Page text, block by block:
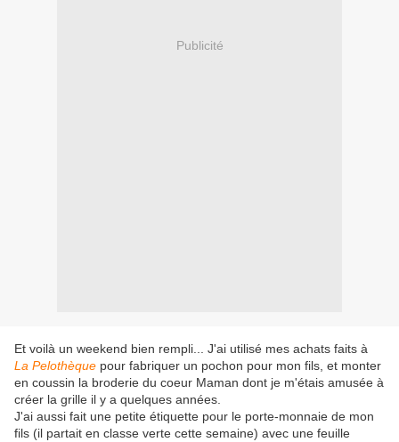
Publicité
Et voilà un weekend bien rempli... J'ai utilisé mes achats faits à
La Pelothèque pour fabriquer un pochon pour mon fils, et monter
en coussin la broderie du coeur Maman dont je m'étais amusée à
créer la grille il y a quelques années.
J'ai aussi fait une petite étiquette pour le porte-monnaie de mon
fils (il partait en classe verte cette semaine) avec une feuille